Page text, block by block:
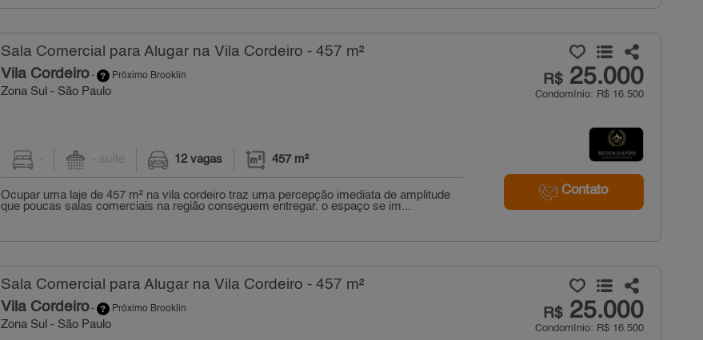
Sala Comercial para Alugar na Vila Cordeiro - 457 m²
Vila Cordeiro- Próximo Brooklin
Zona Sul - São Paulo
R$25.000
Condomínio: R$ 16.500
Contato
- - suíte 12 vagas 457 m²
Ocupar uma laje de 457 m² na vila cordeiro traz uma percepção imediata de amplitude
que poucas salas comerciais na região conseguem entregar. o espaço se im...
Sala Comercial para Alugar na Vila Cordeiro - 457 m²
Vila Cordeiro- Próximo Brooklin
Zona Sul - São Paulo
R$25.000
Condomínio: R$ 16.500